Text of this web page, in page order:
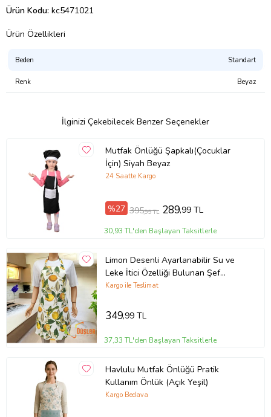
Ürün Kodu: kc5471021
Ürün Özellikleri
Beden Standart
Renk Beyaz
İlginizi Çekebilecek Benzer Seçenekler
Mutfak Önlüğü Şapkalı(Çocuklar
İçin) Siyah Beyaz
24 Saatte Kargo
%27 395,99 TL 289,99 TL
30,93 TL'den Başlayan Taksitlerle
Limon Desenli Ayarlanabilir Su ve
Leke İtici Özelliği Bulunan Şef
Mutfak Önlüğü
Kargo ile Teslimat
349,99 TL
37,33 TL'den Başlayan Taksitlerle
Havlulu Mutfak Önlüğü Pratik
Kullanım Önlük (Açık Yeşil)
Kargo Bedava